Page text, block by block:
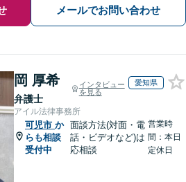
メールでお問い合わせ
岡 厚希
弁護士
インタビュー
を見る
愛知県
アイル法律事務所
可児市 か
らも相談
受付中
面談方法(対面・電
話・ビデオなど)は
応相談
営業時
間：本日
定休日